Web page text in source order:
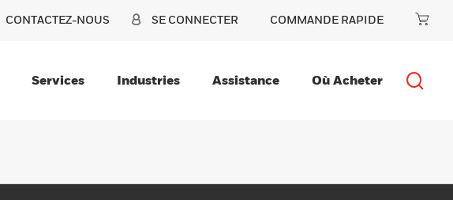
CONTACTEZ-NOUS SE CONNECTER COMMANDE RAPIDE
Services Industries Assistance Où Acheter